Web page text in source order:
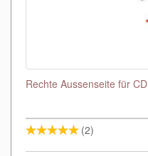
Rechte Aussenseite für CD
(2)